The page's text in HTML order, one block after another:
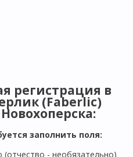
регистрация в
(Faberlic)
Новохоперска:
заполнить поля:
- необязательно)